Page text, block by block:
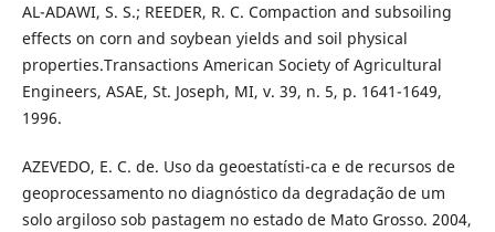
AL-ADAWI, S. S.; REEDER, R. C. Compaction and subsoiling
effects on corn and soybean yields and soil physical
properties.Transactions American Society of Agricultural
Engineers, ASAE, St. Joseph, MI, v. 39, n. 5, p. 1641-1649,
1996.
AZEVEDO, E. C. de. Uso da geoestatísti-ca e de recursos de
geoprocessamento no diagnóstico da degradação de um
solo argiloso sob pastagem no estado de Mato Grosso. 2004,